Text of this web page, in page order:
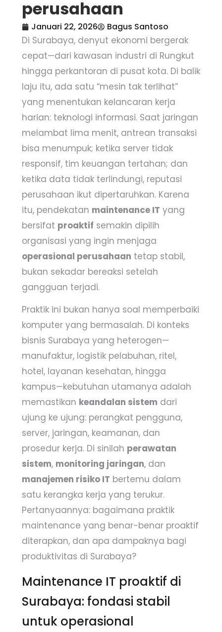
perusahaan
Januari 22, 2026 Bagus Santoso
Di Surabaya, denyut ekonomi bergerak
cepat—dari kawasan industri di Rungkut
hingga perkantoran di pusat kota. Di balik
laju itu, ada satu “mesin tak terlihat”
yang menentukan kelancaran kerja
harian: teknologi informasi. Saat jaringan
melambat lima menit, antrean transaksi
bisa menumpuk; ketika server tidak
responsif, tim keuangan tertahan; dan
ketika data tidak terlindungi, reputasi
perusahaan ikut dipertaruhkan. Karena
itu, pendekatan maintenance IT yang
bersifat proaktif semakin dipilih
organisasi yang ingin menjaga
operasional perusahaan tetap stabil,
bukan sekadar bereaksi setelah
gangguan terjadi.
Praktik ini bukan hanya soal memperbaiki
komputer yang bermasalah. Di konteks
bisnis Surabaya yang heterogen—
manufaktur, logistik pelabuhan, ritel,
hotel, layanan kesehatan, hingga
kampus—kebutuhan utamanya adalah
memastikan keandalan sistem dari
ujung ke ujung: perangkat pengguna,
server, jaringan, keamanan, dan
prosedur kerja. Di sinilah perawatan
sistem, monitoring jaringan, dan
manajemen risiko IT bertemu dalam
satu kerangka kerja yang terukur.
Pertanyaannya: bagaimana praktik
maintenance yang benar-benar proaktif
diterapkan, dan apa dampaknya bagi
produktivitas di Surabaya?
Maintenance IT proaktif di
Surabaya: fondasi stabil
untuk operasional